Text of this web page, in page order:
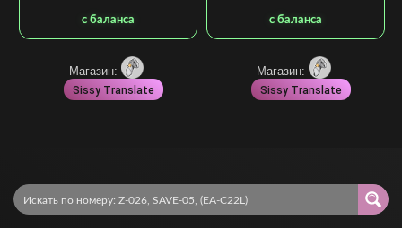
с баланса
Магазин:
Sissy Translate
с баланса
Магазин:
Sissy Translate